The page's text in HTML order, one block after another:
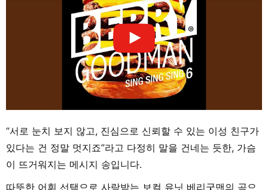
“서로 눈치 보지 않고, 진심으로 신뢰할 수 있는 이성 친구가
있다는 건 정말 멋지죠”라고 다정히 말을 건네는 듯한, 가슴
이 뜨거워지는 메시지 송입니다.
따뜻한 어휘 선택으로 사랑받는 보컬 유닛 베리굿맨의 곡으